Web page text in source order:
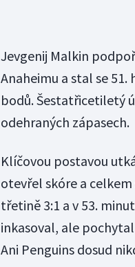
Jevgenij Malkin
Anaheimu a stal se
bodů. Šestatřicetiletý
odehraných zápasech.
Klíčovou postavou
otevřel skóre a
třetině 3:1 a v 53.
inkasoval, ale
Ani Penguins dosud